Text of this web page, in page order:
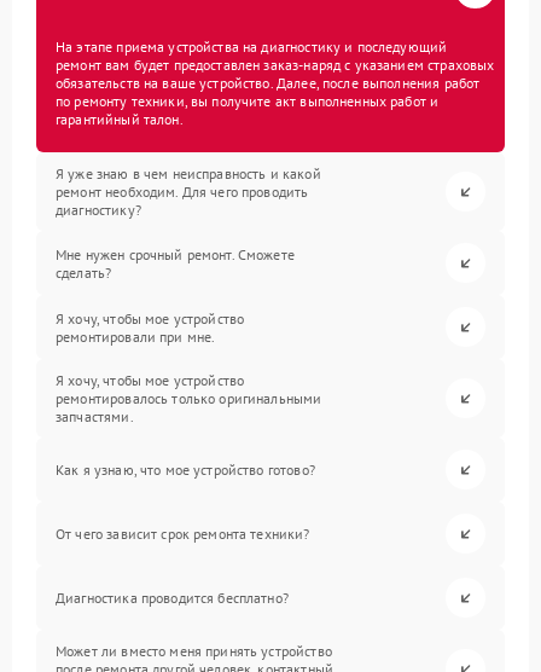
На этапе приема устройства на диагностику и последующий
ремонт вам будет предоставлен заказ-наряд с указанием страховых
обязательств на ваше устройство. Далее, после выполнения работ
по ремонту техники, вы получите акт выполненных работ и
гарантийный талон.
Я уже знаю в чем неисправность и какой
ремонт необходим. Для чего проводить
диагностику?
Мне нужен срочный ремонт. Сможете
сделать?
Я хочу, чтобы мое устройство
ремонтировали при мне.
Я хочу, чтобы мое устройство
ремонтировалось только оригинальными
запчастями.
Как я узнаю, что мое устройство готово?
От чего зависит срок ремонта техники?
Диагностика проводится бесплатно?
Может ли вместо меня принять устройство